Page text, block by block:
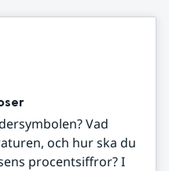
Vad
och hur ska du
procentsiffror? I